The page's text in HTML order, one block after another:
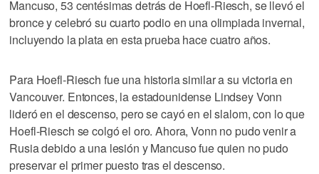
Mancuso, 53 centésimas detrás de Hoefl-Riesch, se llevó el
bronce y celebró su cuarto podio en una olimpiada invernal,
incluyendo la plata en esta prueba hace cuatro años.
Para Hoefl-Riesch fue una historia similar a su victoria en
Vancouver. Entonces, la estadounidense Lindsey Vonn
lideró en el descenso, pero se cayó en el slalom, con lo que
Hoefl-Riesch se colgó el oro. Ahora, Vonn no pudo venir a
Rusia debido a una lesión y Mancuso fue quien no pudo
preservar el primer puesto tras el descenso.